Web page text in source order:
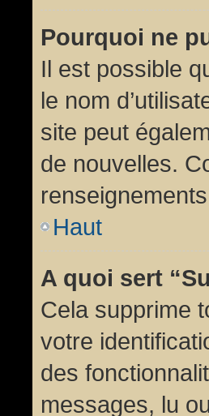
Pourquoi ne
Il est possible
le nom
site peut
de nouvelles.
Haut
A quoi sert
Cela supprime
votre
des
messages, lu